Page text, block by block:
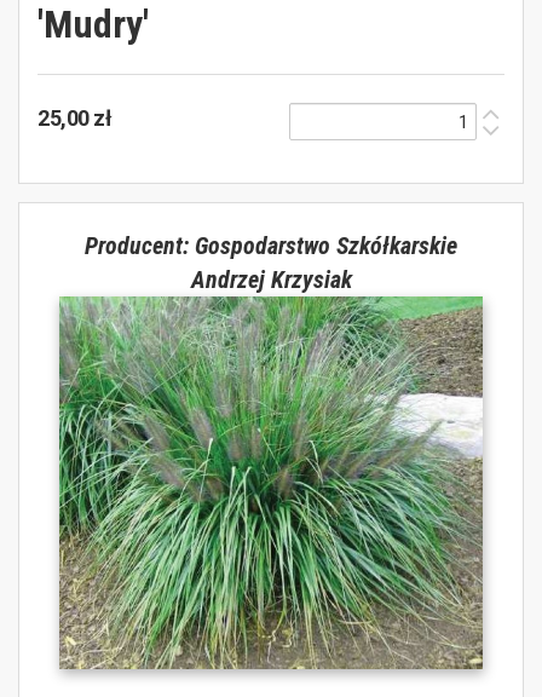
'Mudry'
25,00 zł
Producent: Gospodarstwo Szkółkarskie
Andrzej Krzysiak